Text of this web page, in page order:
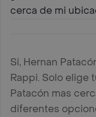
cerca de mi
Si, Hernan
Rappi. Solo elige
Patacón mas
diferentes